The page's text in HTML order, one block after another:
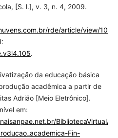
[S. l.], v. 3, n. 4, 2009.
rde/article/view/105
.
da educação básica
acadêmica a partir de
Adrião [Meio Eletrônico].
em:
BibliotecaVirtual/
Fin-